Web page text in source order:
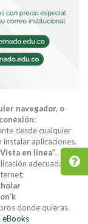
navegador, o
desde cualquier
aplicaciones.
en línea”.
adecuada y
donde quieras.
eBooks